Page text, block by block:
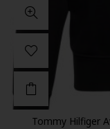
Tommy Hilfiger